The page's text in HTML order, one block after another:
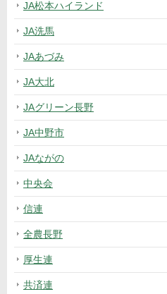
JA松本ハイランド
JA洗馬
JAあづみ
JA大北
JAグリーン長野
JA中野市
JAながの
中央会
信連
全農長野
厚生連
共済連